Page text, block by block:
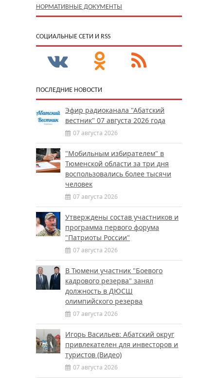
НОРМАТИВНЫЕ ДОКУМЕНТЫ
CОЦИАЛЬНЫЕ СЕТИ И RSS
ПОСЛЕДНИЕ НОВОСТИ
Эфир радиоканала "Абатский
вестник" 07 августа 2026 года
07 августа 2026
"Мобильным избирателем" в
Тюменской области за три дня
воспользовались более тысячи
человек
07 августа 2026
Утверждены состав участников и
программа первого форума
"Патриоты России"
07 августа 2026
В Тюмени участник "Боевого
кадрового резерва" занял
должность в ДЮСШ
олимпийского резерва
07 августа 2026
Игорь Васильев: Абатский округ
привлекателен для инвесторов и
туристов (Видео)
07 августа 2026